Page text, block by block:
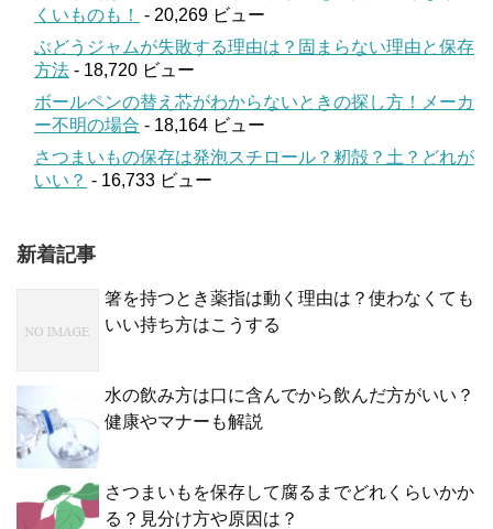
くいものも！
- 20,269 ビュー
ぶどうジャムが失敗する理由は？固まらない理由と保存
方法 - 18,720 ビュー
ボールペンの替え芯がわからないときの探し方！メーカ
ー不明の場合 - 18,164 ビュー
さつまいもの保存は発泡スチロール？籾殻？土？どれが
いい？ - 16,733 ビュー
新着記事
箸を持つとき薬指は動く理由は？使わなくても
いい持ち方はこうする
水の飲み方は口に含んでから飲んだ方がいい？
健康やマナーも解説
さつまいもを保存して腐るまでどれくらいかか
る？見分け方や原因は？